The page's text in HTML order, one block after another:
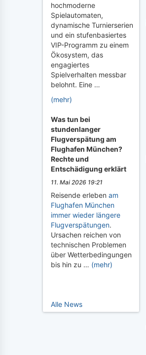
hochmoderne
Spielautomaten,
dynamische Turnierserien
und ein stufenbasiertes
VIP-Programm zu einem
Ökosystem, das
engagiertes
Spielverhalten messbar
belohnt. Eine …
(mehr)
Was tun bei
stundenlanger
Flugverspätung am
Flughafen München?
Rechte und
Entschädigung erklärt
11. Mai 2026 19:21
Reisende erleben am
Flughafen München
immer wieder längere
Flugverspätungen.
Ursachen reichen von
technischen Problemen
über Wetterbedingungen
bis hin zu … (mehr)
Alle News